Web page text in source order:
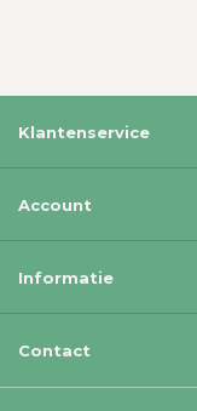
Klantenservice
Account
Informatie
Contact